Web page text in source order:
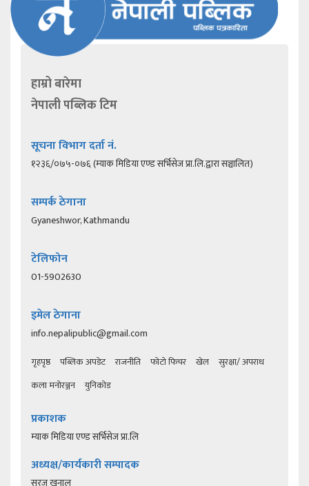
हाम्रो बारेमा
नेपाली पब्लिक टिम
सूचना विभाग दर्ता नं.
१२३६/०७५-०७६ (म्याक मिडिया एण्ड सर्भिसेज प्रा.लि.द्वारा सञ्चालित)
सम्पर्क ठेगाना
Gyaneshwor, Kathmandu
टेलिफोन
01-5902630
इमेल ठेगाना
info.nepalipublic@gmail.com
गृहपृष्ठ पब्लिक अपडेट राजनीति फोटो फिचर खेल
सुरक्षा/ अपराध
कला मनोरञ्जन
युनिकोड
प्रकाशक
म्याक मिडिया एण्ड सर्भिसेज प्रा.लि
अध्यक्ष/कार्यकारी सम्पादक
सुरज खनाल